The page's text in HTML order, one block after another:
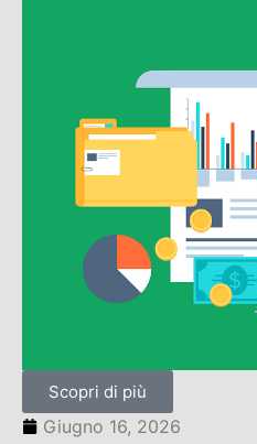
Scopri di più
Giugno 16, 2026